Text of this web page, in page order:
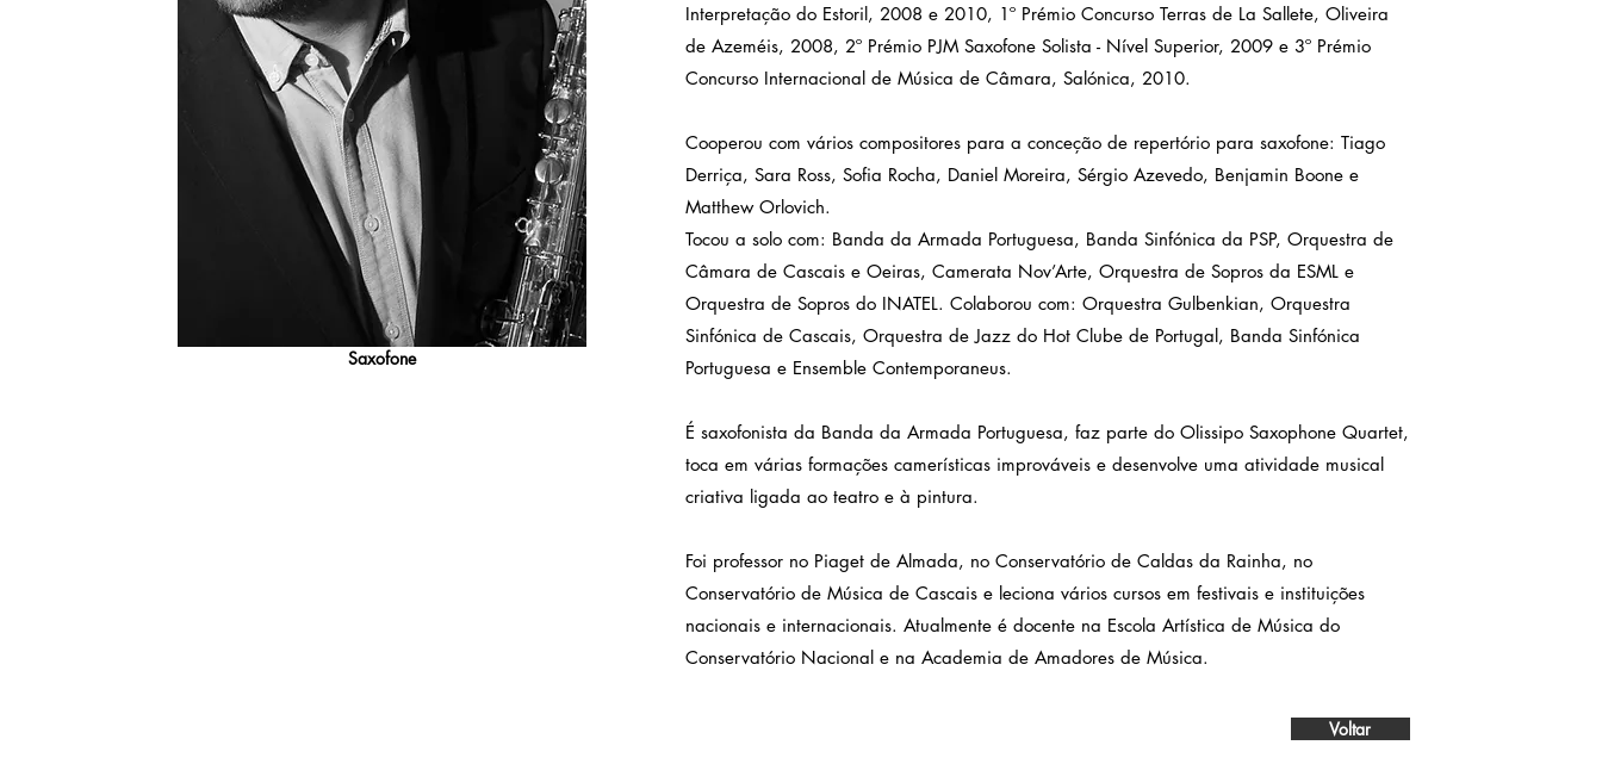
Saxofone
Interpretação do Estoril, 2008 e 2010, 1º Prémio Concurso Terras de La Sallete, Oliveira
de Azeméis, 2008, 2º Prémio PJM Saxofone Solista - Nível Superior, 2009 e 3º Prémio
Concurso Internacional de Música de Câmara, Salónica, 2010.
Cooperou com vários compositores para a conceção de repertório para saxofone: Tiago
Derriça, Sara Ross, Sofia Rocha, Daniel Moreira, Sérgio Azevedo, Benjamin Boone e
Matthew Orlovich.
Tocou a solo com: Banda da Armada Portuguesa, Banda Sinfónica da PSP, Orquestra de
Câmara de Cascais e Oeiras, Camerata Nov’Arte, Orquestra de Sopros da ESML e
Orquestra de Sopros do INATEL. Colaborou com: Orquestra Gulbenkian, Orquestra
Sinfónica de Cascais, Orquestra de Jazz do Hot Clube de Portugal, Banda Sinfónica
Portuguesa e Ensemble Contemporaneus.
É saxofonista da Banda da Armada Portuguesa, faz parte do Olissipo Saxophone Quartet,
toca em várias formações camerísticas improváveis e desenvolve uma atividade musical
criativa ligada ao teatro e à pintura.
Foi professor no Piaget de Almada, no Conservatório de Caldas da Rainha, no
Conservatório de Música de Cascais e leciona vários cursos em festivais e instituições
nacionais e internacionais. Atualmente é docente na Escola Artística de Música do
Conservatório Nacional e na Academia de Amadores de Música.
Voltar